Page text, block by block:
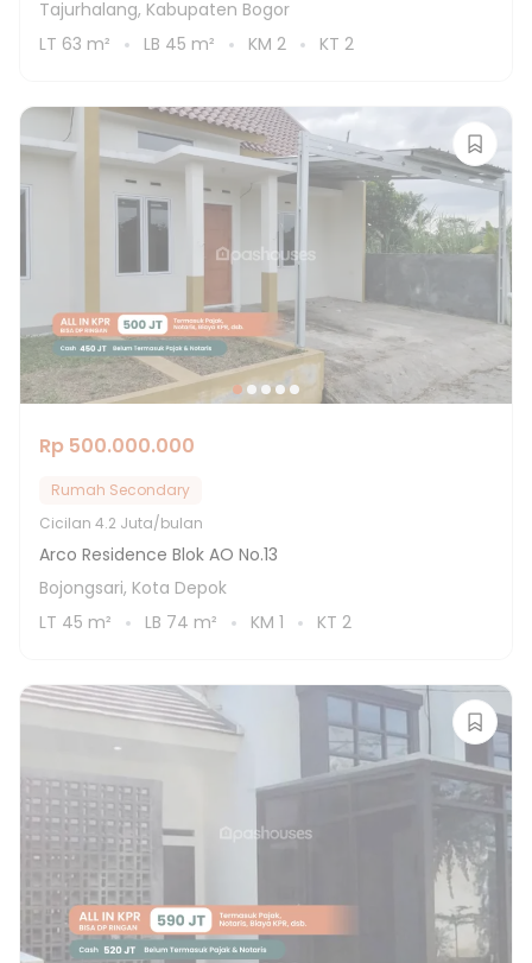
Tajurhalang, Kabupaten Bogor
LT 63 m² LB 45 m² KM 2 KT 2
Rp 500.000.000
Rumah Secondary
Cicilan 4.2 Juta/bulan
Arco Residence Blok AO No.13
Bojongsari, Kota Depok
LT 45 m² LB 74 m² KM 1 KT 2